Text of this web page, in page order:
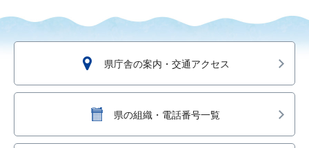
県庁舎の案内・交通アクセス
県の組織・電話番号一覧